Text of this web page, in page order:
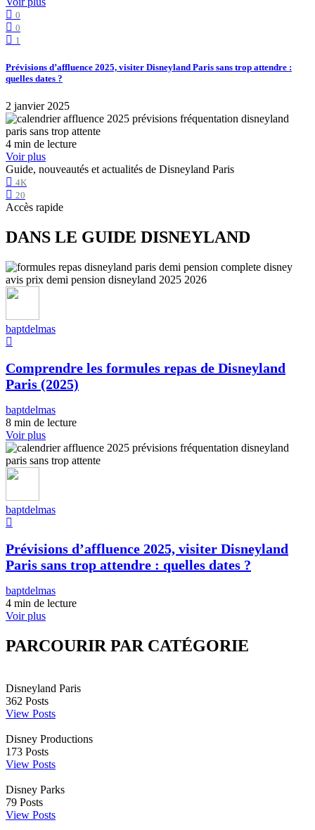
0
0
1
Prévisions d’affluence 2025, visiter Disneyland Paris sans trop attendre :
quelles dates ?
2 janvier 2025
4 min de lecture
Voir plus
Guide, nouveautés et actualités de Disneyland Paris
4K
20
Accès rapide
DANS LE GUIDE DISNEYLAND
baptdelmas
Comprendre les formules repas de Disneyland
Paris (2025)
baptdelmas
8 min de lecture
Voir plus
baptdelmas
Prévisions d’affluence 2025, visiter Disneyland
Paris sans trop attendre : quelles dates ?
baptdelmas
4 min de lecture
Voir plus
PARCOURIR PAR CATÉGORIE
Disneyland Paris
362 Posts
View Posts
Disney Productions
173 Posts
View Posts
Disney Parks
79 Posts
View Posts